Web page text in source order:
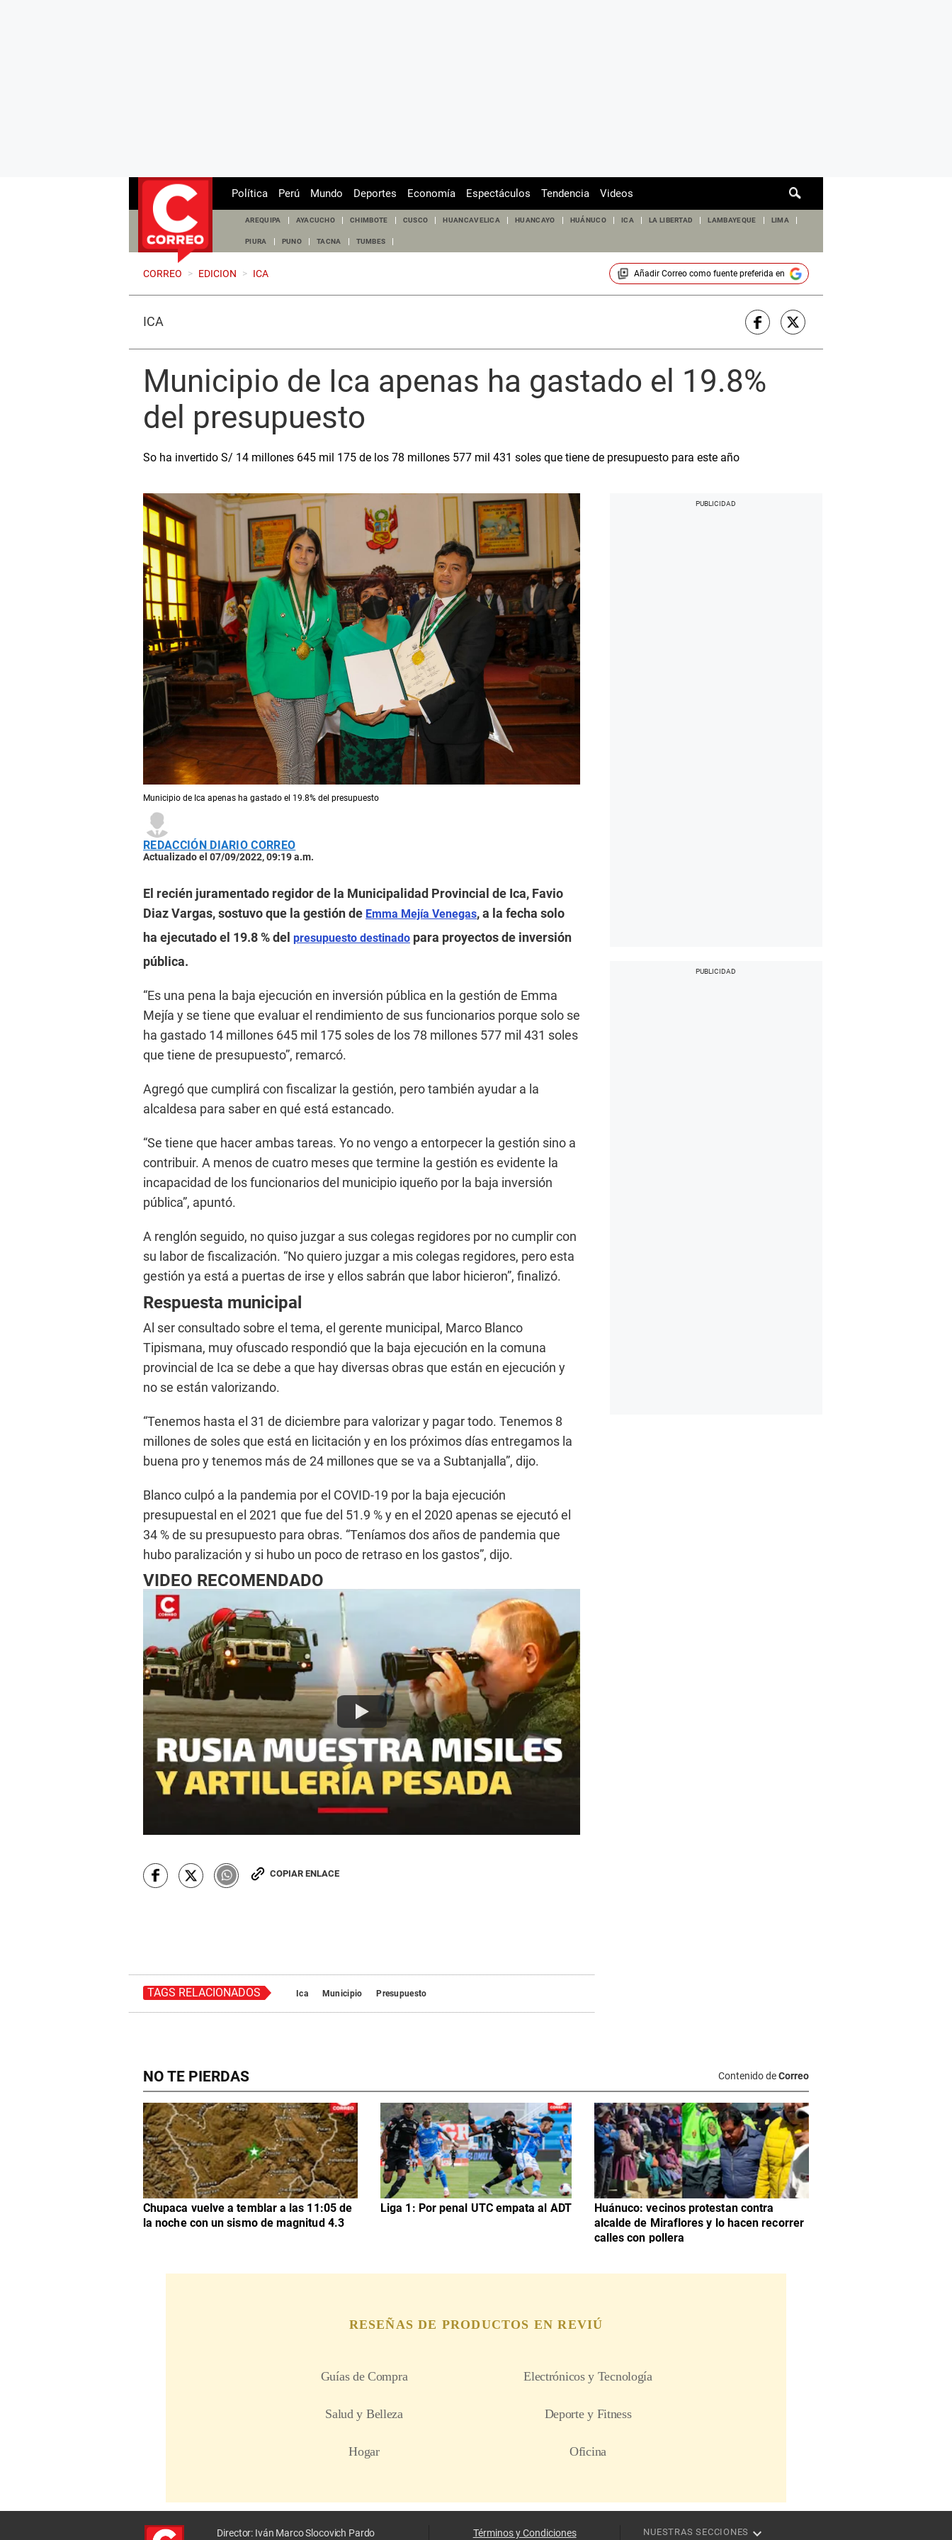
de
Política Perú Mundo Deportes Economía Espectáculos Tendencia Videos
AREQUIPA AYACUCHO CHIMBOTE CUSCO HUANCAVELICA HUANCAYO HUÁNUCO ICA LA LIBERTAD LAMBAYEQUE LIMA
PIURA PUNO TACNA TUMBES
CORREO > EDICION > ICA Añadir Correocomo fuente preferida en
ICA
Municipio de Ica apenas ha gastado el 19.8%
del presupuesto
So ha invertido S/ 14 millones 645 mil 175 de los 78 millones 577 mil 431 soles que tiene de presupuesto para este año
Municipio de Ica apenas ha gastado el 19.8% del presupuesto
REDACCIÓN DIARIO CORREO
Actualizado el 07/09/2022, 09:19 a.m.
El recién juramentado regidor de la Municipalidad Provincial de Ica, Favio
Diaz Vargas, sostuvo que la gestión de Emma Mejía Venegas, a la fecha solo
ha ejecutado el 19.8 % del presupuesto destinado para proyectos de inversión
pública.
“Es una pena la baja ejecución en inversión pública en la gestión de Emma
Mejía y se tiene que evaluar el rendimiento de sus funcionarios porque solo se
ha gastado 14 millones 645 mil 175 soles de los 78 millones 577 mil 431 soles
que tiene de presupuesto”, remarcó.
Agregó que cumplirá con fiscalizar la gestión, pero también ayudar a la
alcaldesa para saber en qué está estancado.
“Se tiene que hacer ambas tareas. Yo no vengo a entorpecer la gestión sino a
contribuir. A menos de cuatro meses que termine la gestión es evidente la
incapacidad de los funcionarios del municipio iqueño por la baja inversión
pública”, apuntó.
A renglón seguido, no quiso juzgar a sus colegas regidores por no cumplir con
su labor de fiscalización. “No quiero juzgar a mis colegas regidores, pero esta
gestión ya está a puertas de irse y ellos sabrán que labor hicieron”, finalizó.
Respuesta municipal
Al ser consultado sobre el tema, el gerente municipal, Marco Blanco
Tipismana, muy ofuscado respondió que la baja ejecución en la comuna
provincial de Ica se debe a que hay diversas obras que están en ejecución y
no se están valorizando.
“Tenemos hasta el 31 de diciembre para valorizar y pagar todo. Tenemos 8
millones de soles que está en licitación y en los próximos días entregamos la
buena pro y tenemos más de 24 millones que se va a Subtanjalla”, dijo.
Blanco culpó a la pandemia por el COVID-19 por la baja ejecución
presupuestal en el 2021 que fue del 51.9 % y en el 2020 apenas se ejecutó el
34 % de su presupuesto para obras. “Teníamos dos años de pandemia que
hubo paralización y si hubo un poco de retraso en los gastos”, dijo.
VIDEO RECOMENDADO
COPIAR ENLACE
TAGS RELACIONADOS Ica Municipio Presupuesto
NO TE PIERDAS Contenido deCorreo
Chupaca vuelve a temblar a las 11:05 de
la noche con un sismo de magnitud 4.3
Liga 1: Por penal UTC empata al ADT
Huánuco: vecinos protestan contra
alcalde de Miraflores y lo hacen recorrer
calles con pollera
Director: Iván Marco Slocovich Pardo Términos y Condiciones NUESTRAS SECCIONES